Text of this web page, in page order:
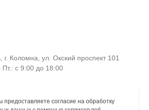
г. Коломна, ул. Окский проспект 101
с 9:00 до 18:00
предоставляете согласие на обработку